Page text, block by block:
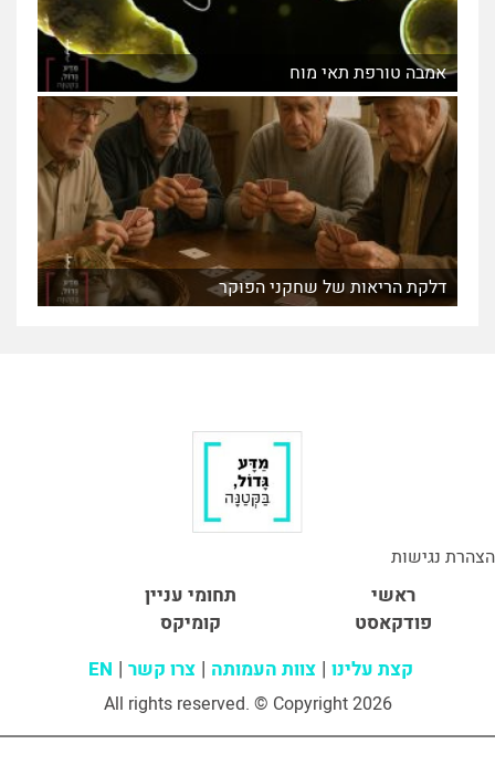
אמבה טורפת תאי מוח
דלקת הריאות של שחקני הפוקר
הצהרת נגישות
ראשי
תחומי עניין
פודקאסט
קומיקס
קצת עלינו צוות העמותה צרו קשר EN
All rights reserved. © Copyright 2026